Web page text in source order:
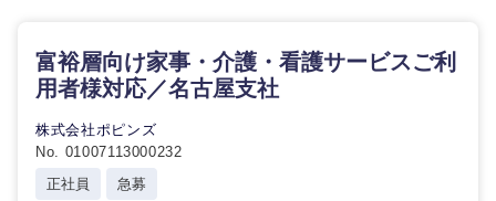
富裕層向け家事・介護・看護サービスご利
用者様対応／名古屋支社
株式会社ポピンズ
No. 01007113000232
正社員
急募